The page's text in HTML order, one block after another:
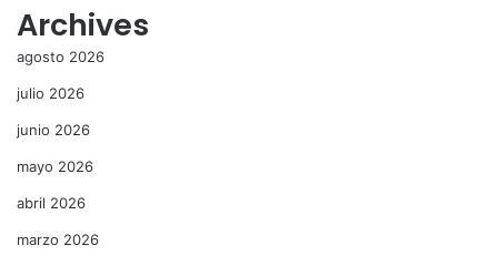
Archives
agosto 2026
julio 2026
junio 2026
mayo 2026
abril 2026
marzo 2026